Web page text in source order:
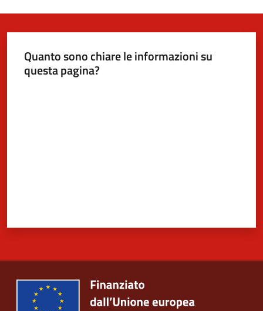
Quanto sono chiare le informazioni su
questa pagina?